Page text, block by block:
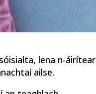
lena n-áirítear
ailse.